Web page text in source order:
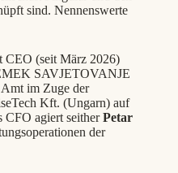
sind. Nennenswerte
CEO (seit März 2026)
SAVJETOVANJE
im Zuge der
Kft. (Ungarn) auf
CFO agiert seitherPetar
der